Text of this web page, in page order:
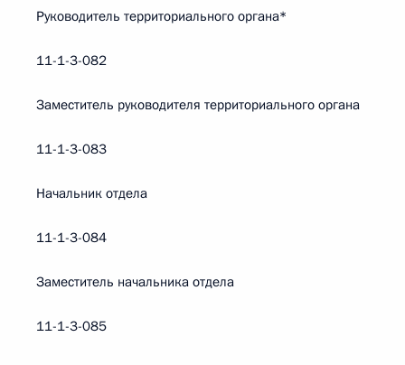
Руководитель территориального органа*
11-1-3-082
Заместитель руководителя территориального органа
11-1-3-083
Начальник отдела
11-1-3-084
Заместитель начальника отдела
11-1-3-085